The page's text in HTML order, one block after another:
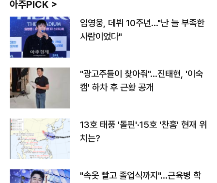
아주PICK >
임영웅, 데뷔 10주년…"난 늘 부족한
사람이었다"
"광고주들이 찾아줘"…진태현, '이숙
캠' 하차 후 근황 공개
13호 태풍 '돌핀'·15호 '찬홈' 현재 위
치는?
"속옷 빨고 졸업식까지"…근육병 학